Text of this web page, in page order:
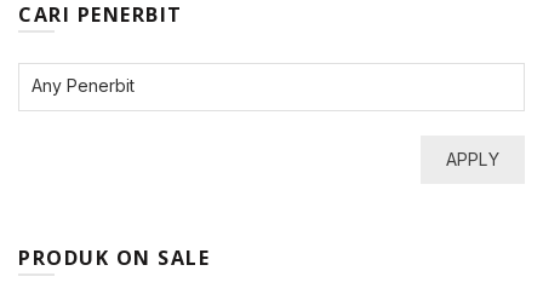
CARI PENERBIT
APPLY
PRODUK ON SALE